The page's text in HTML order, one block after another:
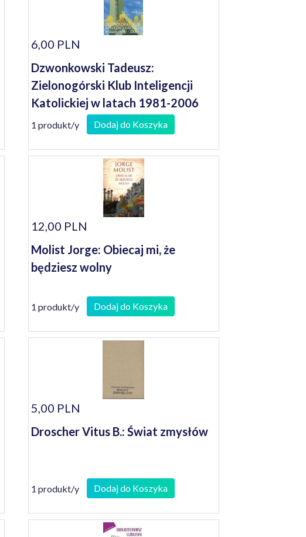
6,00 PLN
Dzwonkowski Tadeusz:
Zielonogórski Klub Inteligencji
Katolickiej w latach 1981-2006
1 produkt/y Dodaj do Koszyka
12,00 PLN
Molist Jorge: Obiecaj mi, że
będziesz wolny
1 produkt/y Dodaj do Koszyka
5,00 PLN
Droscher Vitus B.: Świat zmysłów
1 produkt/y Dodaj do Koszyka